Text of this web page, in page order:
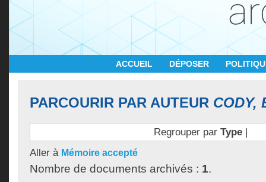
ACCUEIL DÉPOSER
PARCOURIR PAR AUTEUR CODY,
Regrouper par Type|
Aller à Mémoire accepté
Nombre de documents archivés : 1.